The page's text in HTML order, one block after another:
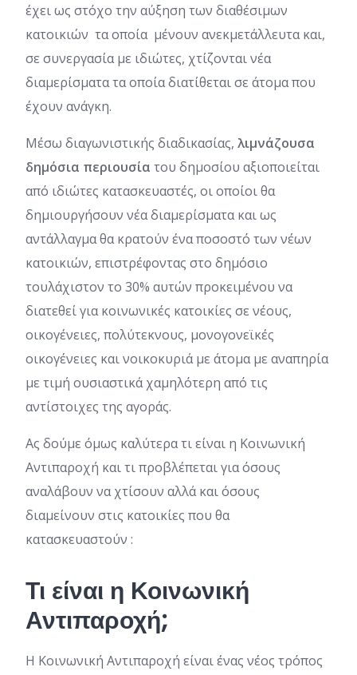
έχει ως στόχο την αύξηση των διαθέσιμων
κατοικιών τα οποία μένουν ανεκμετάλλευτα και,
σε συνεργασία με ιδιώτες, χτίζονται νέα
διαμερίσματα τα οποία διατίθεται σε άτομα που
έχουν ανάγκη.
Μέσω διαγωνιστικής διαδικασίας, λιμνάζουσα
δημόσια περιουσία του δημοσίου αξιοποιείται
από ιδιώτες κατασκευαστές, οι οποίοι θα
δημιουργήσουν νέα διαμερίσματα και ως
αντάλλαγμα θα κρατούν ένα ποσοστό των νέων
κατοικιών, επιστρέφοντας στο δημόσιο
τουλάχιστον το 30% αυτών προκειμένου να
διατεθεί για κοινωνικές κατοικίες σε νέους,
οικογένειες, πολύτεκνους, μονογονεϊκές
οικογένειες και νοικοκυριά με άτομα με αναπηρία
με τιμή ουσιαστικά χαμηλότερη από τις
αντίστοιχες της αγοράς.
Ας δούμε όμως καλύτερα τι είναι η Κοινωνική
Αντιπαροχή και τι προβλέπεται για όσους
αναλάβουν να χτίσουν αλλά και όσους
διαμείνουν στις κατοικίες που θα
κατασκευαστούν :
Τι είναι η Κοινωνική
Αντιπαροχή;
Η Κοινωνική Αντιπαροχή είναι ένας νέος τρόπος